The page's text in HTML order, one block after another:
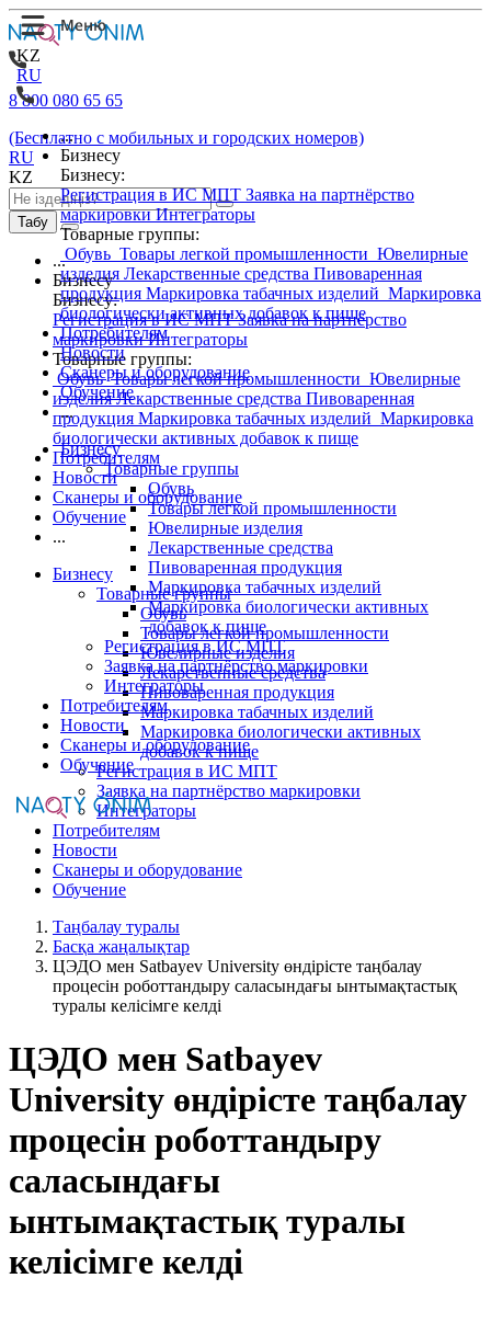
KZ
RU
...
Бизнесу
Бизнесу:
Регистрация в ИС МПТ Заявка на партнёрство
маркировкиИнтеграторы
Товарные группы:
Обувь Товары легкой промышленности Ювелирные
изделия Лекарственные средства Пивоваренная
продукция Маркировка табачных изделий Маркировка
биологически активных добавок к пище
Потребителям
Новости
Сканеры и оборудование
Обучение
...
Бизнесу
Товарные группы
Обувь
Товары легкой промышленности
Ювелирные изделия
Лекарственные средства
Пивоваренная продукция
Маркировка табачных изделий
Маркировка биологически активных
добавок к пище
Регистрация в ИС МПТ
Заявка на партнёрство маркировки
Интеграторы
Потребителям
Новости
Сканеры и оборудование
Обучение
8 800 080 65 65
(Бесплатно с мобильных и городских номеров)
RU
KZ
Табу
...
Бизнесу
Бизнесу:
Регистрация в ИС МПТЗаявка на партнёрство
маркировкиИнтеграторы
Товарные группы:
ОбувьТовары легкой промышленности Ювелирные
изделияЛекарственные средства Пивоваренная
продукция Маркировка табачных изделий Маркировка
биологически активных добавок к пище
Потребителям
Новости
Сканеры и оборудование
Обучение
...
Бизнесу
Товарные группы
Обувь
Товары легкой промышленности
Ювелирные изделия
Лекарственные средства
Пивоваренная продукция
Маркировка табачных изделий
Маркировка биологически активных
добавок к пище
Регистрация в ИС МПТ
Заявка на партнёрство маркировки
Интеграторы
Потребителям
Новости
Сканеры и оборудование
Обучение
Таңбалау туралы
Басқа жаңалықтар
ЦЭДО мен Satbayev University өндірісте таңбалау
процесін роботтандыру саласындағы ынтымақтастық
туралы келісімге келді
ЦЭДО мен Satbayev
University өндірісте таңбалау
процесін роботтандыру
саласындағы
ынтымақтастық туралы
келісімге келді